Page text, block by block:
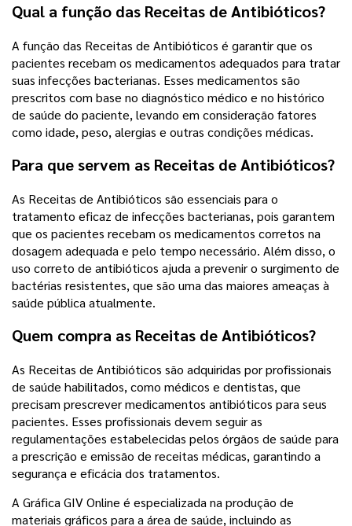
Qual a função das Receitas de Antibióticos?
A função das Receitas de Antibióticos é garantir que os
pacientes recebam os medicamentos adequados para tratar
suas infecções bacterianas. Esses medicamentos são
prescritos com base no diagnóstico médico e no histórico
de saúde do paciente, levando em consideração fatores
como idade, peso, alergias e outras condições médicas.
Para que servem as Receitas de Antibióticos?
As Receitas de Antibióticos são essenciais para o
tratamento eficaz de infecções bacterianas, pois garantem
que os pacientes recebam os medicamentos corretos na
dosagem adequada e pelo tempo necessário. Além disso, o
uso correto de antibióticos ajuda a prevenir o surgimento de
bactérias resistentes, que são uma das maiores ameaças à
saúde pública atualmente.
Quem compra as Receitas de Antibióticos?
As Receitas de Antibióticos são adquiridas por profissionais
de saúde habilitados, como médicos e dentistas, que
precisam prescrever medicamentos antibióticos para seus
pacientes. Esses profissionais devem seguir as
regulamentações estabelecidas pelos órgãos de saúde para
a prescrição e emissão de receitas médicas, garantindo a
segurança e eficácia dos tratamentos.
A Gráfica GIV Online é especializada na produção de
materiais gráficos para a área de saúde, incluindo as